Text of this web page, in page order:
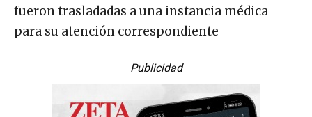
fueron trasladadas a una instancia médica
para su atención correspondiente
Publicidad